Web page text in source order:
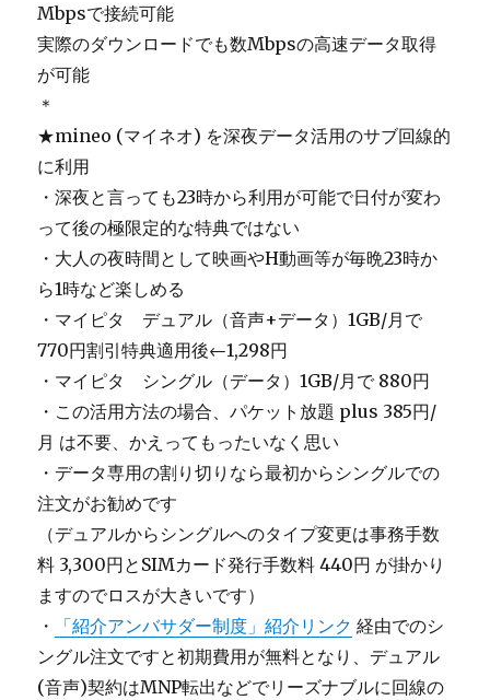
Mbpsで接続可能
実際のダウンロードでも数Mbpsの高速データ取得
が可能
＊
★mineo (マイネオ) を深夜データ活用のサブ回線的
に利用
・深夜と言っても23時から利用が可能で日付が変わ
って後の極限定的な特典ではない
・大人の夜時間として映画やH動画等が毎晩23時か
ら1時など楽しめる
・マイピタ デュアル（音声+データ）1GB/月で
770円割引特典適用後←1,298円
・マイピタ シングル（データ）1GB/月で 880円
・この活用方法の場合、パケット放題 plus 385円/
月 は不要、かえってもったいなく思い
・データ専用の割り切りなら最初からシングルでの
注文がお勧めです
（デュアルからシングルへのタイプ変更は事務手数
料 3,300円と SIMカード発行手数料 440円 が掛かり
ますのでロスが大きいです）
・
「紹介アンバサダー制度」紹介リンク 経由でのシ
ングル注文ですと初期費用が無料となり、デュアル
(音声)契約はMNP転出などでリーズナブルに回線の